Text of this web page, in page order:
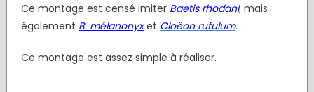
Ce montage est censé imiterBaetis rhodani, mais
également B. mélanonyxet Cloëon rufulum.
Ce montage est assez simple à réaliser.